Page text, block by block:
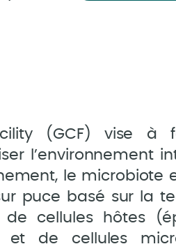
(GCF) vise à
l’environnement
le microbiote
puce basé sur la
cellules hôtes
et de cellules